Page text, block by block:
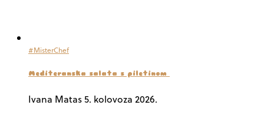
#MisterChef
Mediteranska salata s piletinom
Ivana Matas5. kolovoza 2026.